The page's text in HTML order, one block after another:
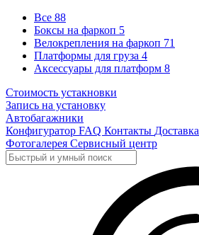
Все 88
Боксы на фаркоп 5
Велокрепления на фаркоп 71
Платформы для груза 4
Аксессуары для платформ 8
Стоимость устакновки
Запись на установку
Автобагажники
Конфигуратор FAQ Контакты Доставка
Фотогалерея Сервисный центр